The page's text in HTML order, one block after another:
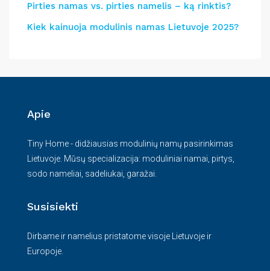
Pirties namas vs. pirties namelis – ką rinktis?
Kiek kainuoja modulinis namas Lietuvoje 2025?
Apie
Tiny Home - didžiausias modulinių namų pasirinkimas
Lietuvoje. Mūsų specializacija: moduliniai namai, pirtys,
sodo nameliai, sadeliukai, garažai.
Susisiekti
Dirbame ir namelius pristatome visoje Lietuvoje ir
Europoje.